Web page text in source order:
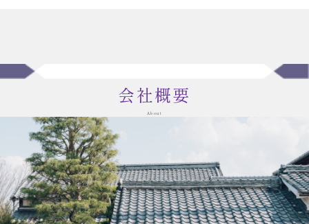
会社概要
About